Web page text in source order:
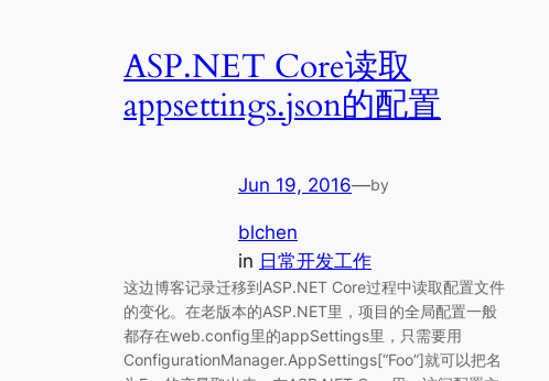
ASP.NET Core读取
appsettings.json的配置
Jun 19, 2016—by
blchen
in 日常开发工作
这边博客记录迁移到ASP.NET Core过程中读取配置文件
的变化。在老版本的ASP.NET里，项目的全局配置一般
都存在web.config里的appSettings里，只需要用
ConfigurationManager.AppSettings[“Foo”]就可以把名